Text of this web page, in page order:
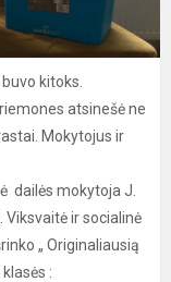
kitoks.
atsinešė ne
Mokytojus ir
dailės mokytoja J.
Viksvaitė ir socialinė
„ Originaliausią
: